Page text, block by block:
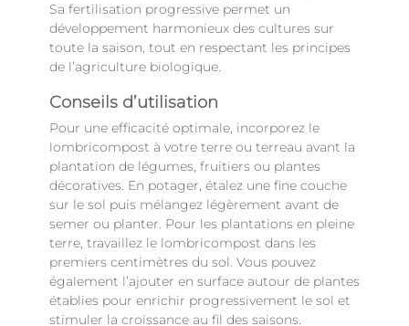
Sa fertilisation progressive permet un
développement harmonieux des cultures sur
toute la saison, tout en respectant les principes
de l’agriculture biologique.
Conseils d’utilisation
Pour une efficacité optimale, incorporez le
lombricompost à votre terre ou terreau avant la
plantation de légumes, fruitiers ou plantes
décoratives. En potager, étalez une fine couche
sur le sol puis mélangez légèrement avant de
semer ou planter. Pour les plantations en pleine
terre, travaillez le lombricompost dans les
premiers centimètres du sol. Vous pouvez
également l’ajouter en surface autour de plantes
établies pour enrichir progressivement le sol et
stimuler la croissance au fil des saisons.